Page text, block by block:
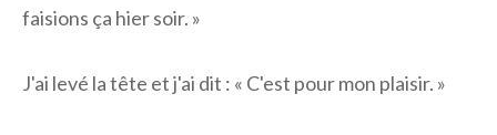
faisions ça hier soir. »
J'ai levé la tête et j'ai dit : « C'est pour mon plaisir. »